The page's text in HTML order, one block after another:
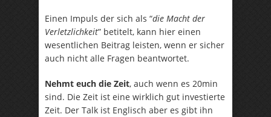
Einen Impuls der sich als “die Macht der
Verletzlichkeit” betitelt, kann hier einen
wesentlichen Beitrag leisten, wenn er sicher
auch nicht alle Fragen beantwortet.
Nehmt euch die Zeit, auch wenn es 20min
sind. Die Zeit ist eine wirklich gut investierte
Zeit. Der Talk ist Englisch aber es gibt ihn